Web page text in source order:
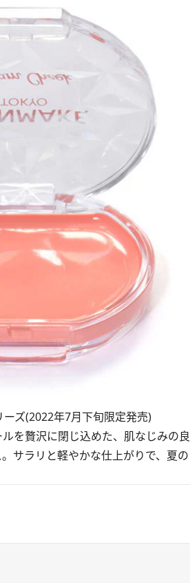
ズ(2022年7月下旬限定発売)
を贅沢に閉じ込めた、肌なじみの良
サラリと軽やかな仕上がりで、夏の